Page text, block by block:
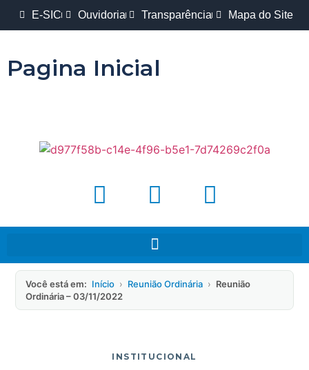
E-SIC Ouvidoria Transparência Mapa do Site
Pagina Inicial
Você está em: Início › Reunião Ordinária › Reunião
Ordinária – 03/11/2022
INSTITUCIONAL